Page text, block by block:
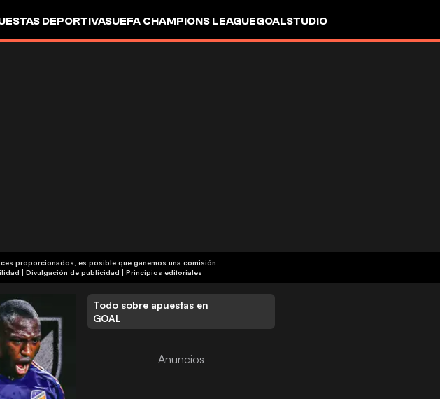
DEPORTIVASUEFA CHAMPIONS LEAGUEGOALSTUDIO
proporcionados, es posible que ganemos una comisión.
| Divulgación de publicidad | Principios editoriales
Todo sobre apuestas en
GOAL